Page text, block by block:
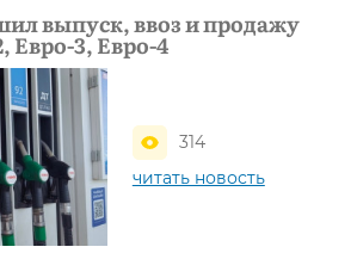
выпуск, ввоз и продажу
Евро-3, Евро-4
314
читать новость